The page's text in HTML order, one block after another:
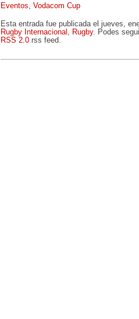
Eventos, Vodacom Cup
Esta entrada fue publicada el jueves,
Rugby Internacional , Rugby. Podes
RSS 2.0 rss feed.